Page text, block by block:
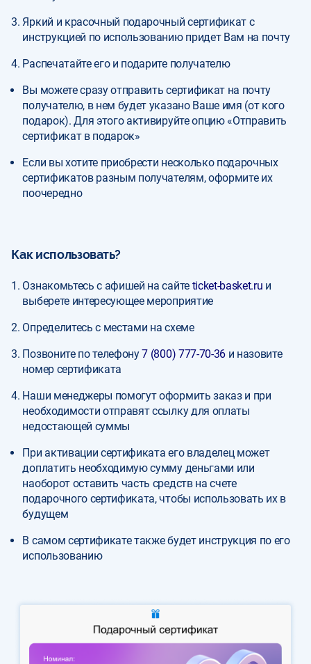
Яркий и красочный подарочный сертификат с
инструкцией по использованию придет Вам на почту
Распечатайте его и подарите получателю
Вы можете сразу отправить сертификат на почту
получателю, в нем будет указано Ваше имя (от кого
подарок). Для этого активируйте опцию «Отправить
сертификат в подарок»
Если вы хотите приобрести несколько подарочных
сертификатов разным получателям, оформите их
поочередно
Как использовать?
Ознакомьтесь с афишей на сайте ticket-basket.ru и
выберете интересующее мероприятие
Определитесь с местами на схеме
Позвоните по телефону7 (800) 777-70-36 и назовите
номер сертификата
Наши менеджеры помогут оформить заказ и при
необходимости отправят ссылку для оплаты
недостающей суммы
При активации сертификата его владелец может
доплатить необходимую сумму деньгами или
наоборот оставить часть средств на счете
подарочного сертификата, чтобы использовать их в
будущем
В самом сертификате также будет инструкция по его
использованию